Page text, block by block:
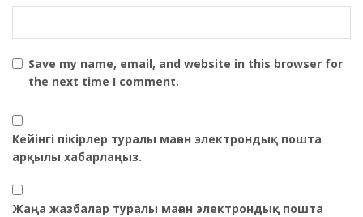
Save my name, email, and website in this browser for
the next time I comment.
Кейінгі пікірлер туралы маған электрондық пошта
арқылы хабарлаңыз.
Жаңа жазбалар туралы маған электрондық пошта